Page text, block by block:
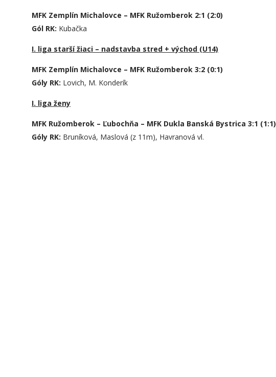
MFK Zemplín Michalovce – MFK Ružomberok 2:1 (2:0)
Gól RK: Kubačka
I. liga starší žiaci – nadstavba stred + východ (U14)
MFK Zemplín Michalovce – MFK Ružomberok 3:2 (0:1)
Góly RK: Lovich, M. Konderík
I. liga ženy
MFK Ružomberok – Ľubochňa – MFK Dukla Banská Bystrica 3:1 (1:1)
Góly RK: Bruníková, Maslová (z 11m), Havranová vl.